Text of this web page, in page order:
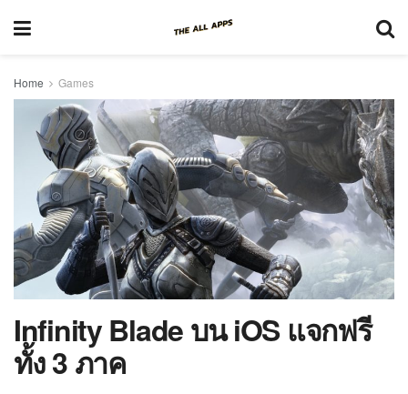
Home Games
Infinity Blade บน iOS แจกฟรี
ทั้ง 3 ภาค